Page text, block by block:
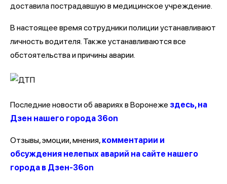
доставила пострадавшую в медицинское учреждение.
В настоящее время сотрудники полиции устанавливают
личность водителя. Также устанавливаются все
обстоятельства и причины аварии.
Последние новости об авариях в Воронеже здесь, на
Дзен нашего города 36on
Отзывы, эмоции, мнения, комментарии и
обсуждения нелепых аварий на сайте нашего
города в Дзен-36on